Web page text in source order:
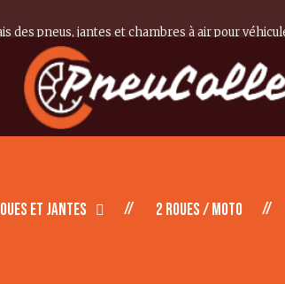
des pneus, jantes et chambres à air pour
et Jantes 2 roues / moto